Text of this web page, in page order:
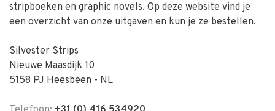
stripboeken en graphic novels. Op deze website vind je
een overzicht van onze uitgaven en kun je ze bestellen.
Silvester Strips
Nieuwe Maasdijk 10
5158 PJ Heesbeen - NL